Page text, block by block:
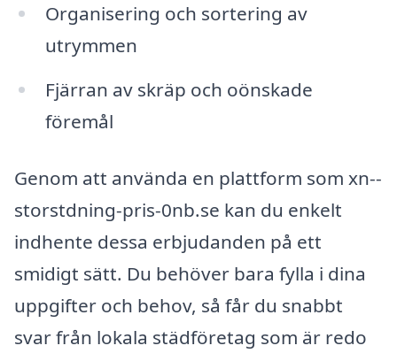
Organisering och sortering av
utrymmen
Fjärran av skräp och oönskade
föremål
Genom att använda en plattform som xn--
storstdning-pris-0nb.se kan du enkelt
indhente dessa erbjudanden på ett
smidigt sätt. Du behöver bara fylla i dina
uppgifter och behov, så får du snabbt
svar från lokala städföretag som är redo